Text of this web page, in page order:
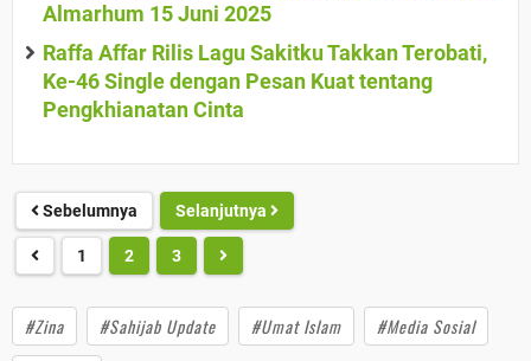
Almarhum 15 Juni 2025
Raffa Affar Rilis Lagu Sakitku Takkan Terobati,
Ke-46 Single dengan Pesan Kuat tentang
Pengkhianatan Cinta
Sebelumnya Selanjutnya
1 2 3
#Zina #Sahijab Update #Umat Islam
#Media Sosial